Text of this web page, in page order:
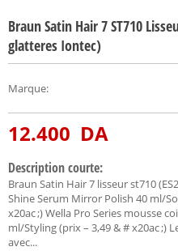
Braun Satin Hair 7 ST710
glatteres Iontec)
Marque:
12.400 DA
Description courte:
Braun Satin Hair 7 lisseur st710
Shine Serum Mirror Polish 40 ml/
x20ac ;) Wella Pro Series mousse
ml/Styling (prix – 3,49 & # x20ac ;)
avec...